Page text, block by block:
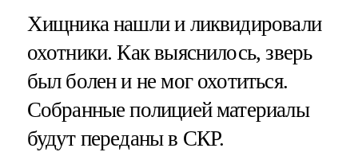
Хищника нашли и ликвидировали
охотники. Как выяснилось, зверь
был болен и не мог охотиться.
Собранные полицией материалы
будут переданы в СКР.